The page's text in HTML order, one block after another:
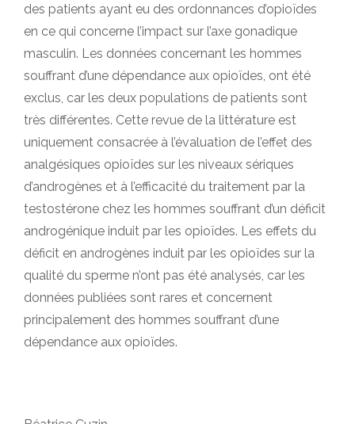
des patients ayant eu des ordonnances d’opioïdes
en ce qui concerne l’impact sur l’axe gonadique
masculin. Les données concernant les hommes
souffrant d’une dépendance aux opioïdes, ont été
exclus, car les deux populations de patients sont
très différentes. Cette revue de la littérature est
uniquement consacrée à l’évaluation de l’effet des
analgésiques opioïdes sur les niveaux sériques
d’androgènes et à l’efficacité du traitement par la
testostérone chez les hommes souffrant d’un déficit
androgénique induit par les opioïdes. Les effets du
déficit en androgènes induit par les opioïdes sur la
qualité du sperme n’ont pas été analysés, car les
données publiées sont rares et concernent
principalement des hommes souffrant d’une
dépendance aux opioïdes.